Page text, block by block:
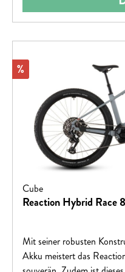
Rabatt
%
Cube
Reaction Hybrid Race
Mit seiner robusten
Akku meistert das